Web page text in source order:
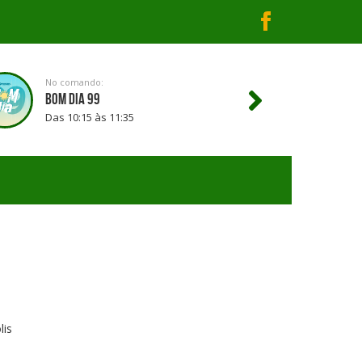
No comando:
BOM DIA 99
Das 10:15 às 11:35